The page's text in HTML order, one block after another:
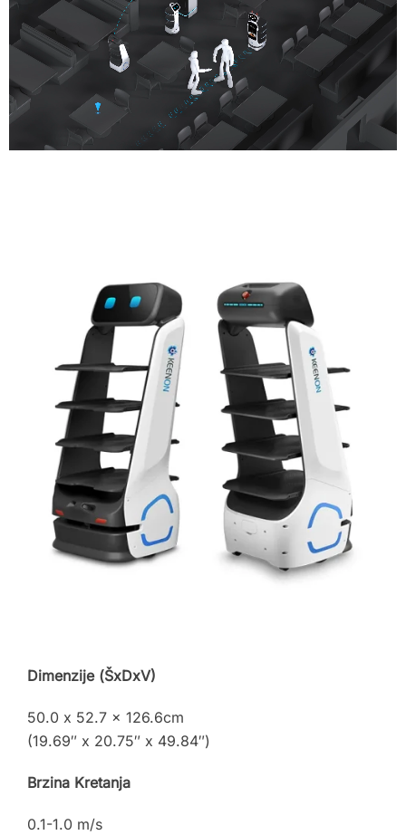
Dimenzije (ŠxDxV)
50.0 x 52.7 x 126.6cm
(19.69″ x 20.75″ x 49.84″)
Brzina Kretanja
0.1-1.0 m/s